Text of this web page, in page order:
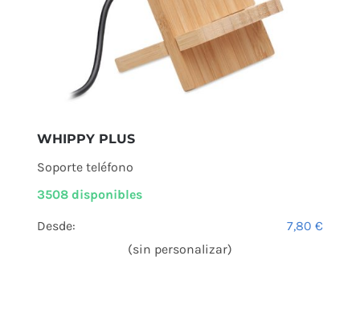
WHIPPY PLUS
Soporte teléfono
3508 disponibles
Desde: 7,80€
(sin personalizar)